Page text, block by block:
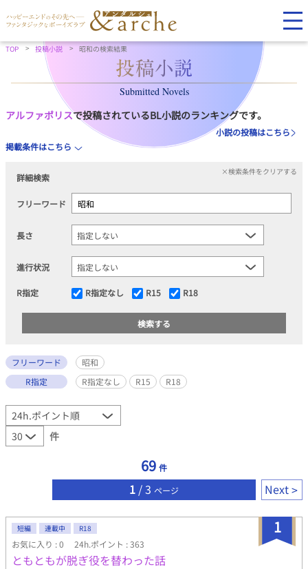
TOP 投稿小説 昭和の検索結果
Submitted Novels
アルファポリスで投稿されているBL小説のランキングです。
小説の投稿はこちら
掲載条件はこちら
詳細検索
×検索条件をクリアする
フリーワード
長さ
進行状況
R指定 R指定なし R15 R18
フリーワード
昭和
R指定
R指定なし R15 R18
件
69 件
1 / 3 ページ Next
1
短編 連載中 R18
お気に入り : 0 24h.ポイント : 363
ともともが脱ぎ役を替わった話